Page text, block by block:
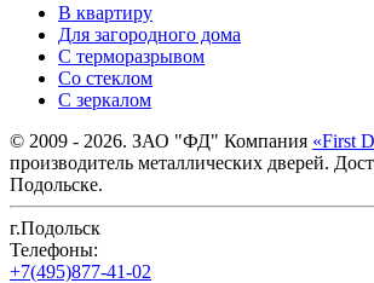
В квартиру
Для загородного дома
С терморазрывом
Со стеклом
С зеркалом
© 2009 - 2026. ЗАО "ФД" Компания «First
производитель металлических дверей.
Подольске.
г.Подольск
Телефоны:
+7(495)877-41-02